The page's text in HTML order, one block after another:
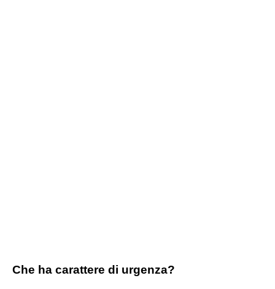
Che ha carattere di urgenza?